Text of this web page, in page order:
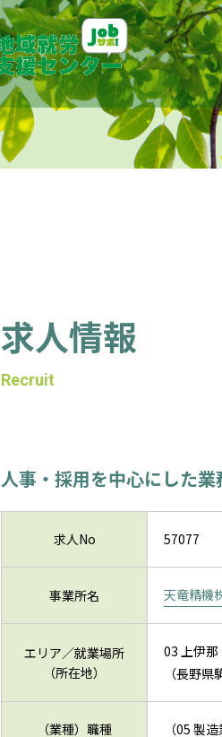
求人情報
Recruit
人事・採用を中心にした業
求人No 57077
事業所名 天竜精機
エリア／就業場所
（所在地）
03 上伊
（長野県
（業種）職種 （05 製